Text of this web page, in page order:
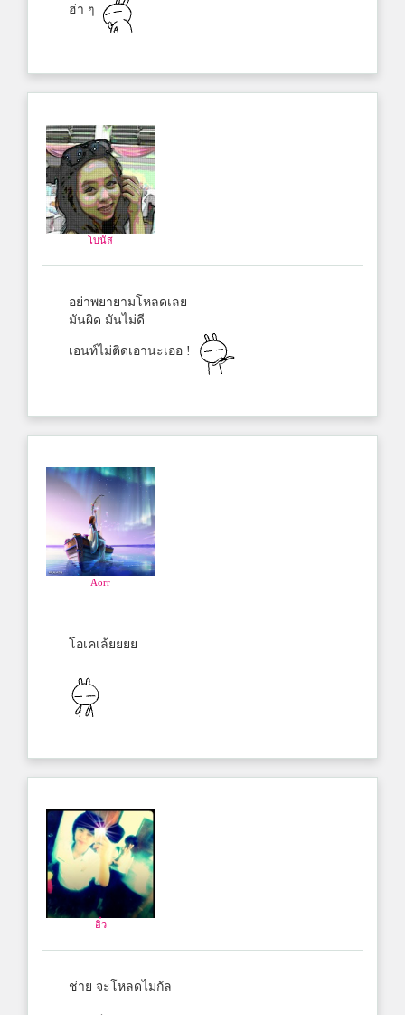
ฮ่า ๆ
โบนัส
อย่าพยายามโหลดเลย
มันผิด มันไม่ดี
เอนท์ไม่ติดเอานะเออ !
Aorr
โอเคเล้ยยยย
อิ๋ว
ช่าย จะโหลดไมกัล